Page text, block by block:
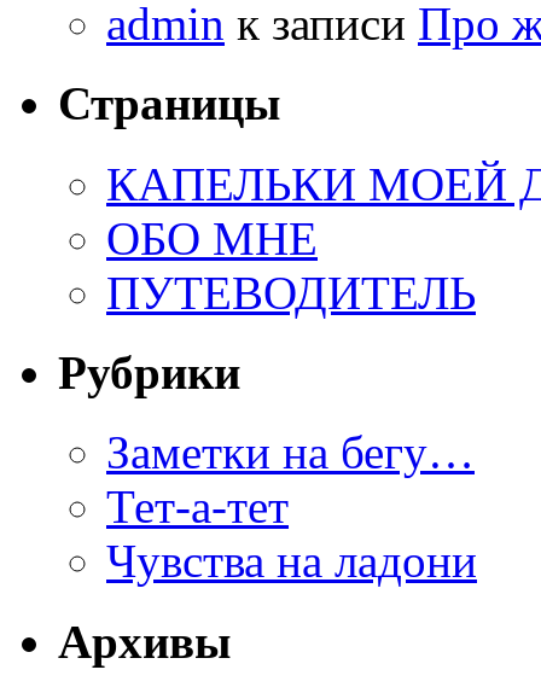
admin к записи Про
Страницы
КАПЕЛЬКИ МОЕЙ
ОБО МНЕ
ПУТЕВОДИТЕЛЬ
Рубрики
Заметки на бегу…
Тет-а-тет
Чувства на ладони
Архивы